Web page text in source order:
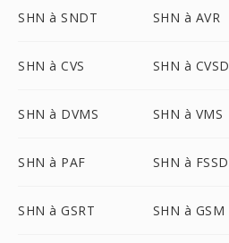
SHN à SNDT SHN à AVR
SHN à CVS SHN à CVSD
SHN à DVMS SHN à VMS
SHN à PAF SHN à FSSD
SHN à GSRT SHN à GSM